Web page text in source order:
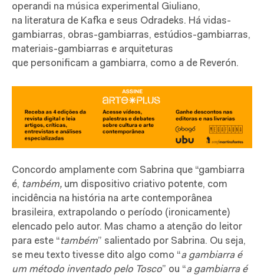
operandi na música experimental Giuliano,
na literatura de Kafka e seus Odradeks. Há vidas-
gambiarras, obras-gambiarras, estúdios-gambiarras,
materiais-gambiarras e arquiteturas
que personificam a gambiarra, como a de Reverón.
Concordo amplamente com Sabrina que “gambiarra
é, também, um dispositivo criativo potente, com
incidência na história na arte contemporânea
brasileira, extrapolando o período (ironicamente)
elencado pelo autor. Mas chamo a atenção do leitor
para este “também” salientado por Sabrina. Ou seja,
se meu texto tivesse dito algo como “a gambiarra é
um método inventado pelo Tosco” ou “a gambiarra é